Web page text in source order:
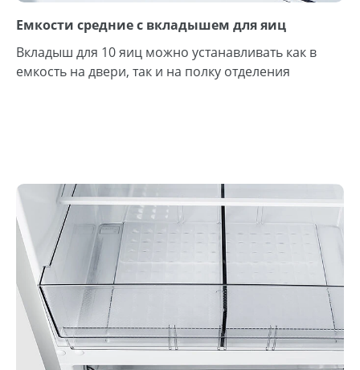
Емкости средние с вкладышем для яиц
Вкладыш для 10 яиц можно устанавливать как в
емкость на двери, так и на полку отделения